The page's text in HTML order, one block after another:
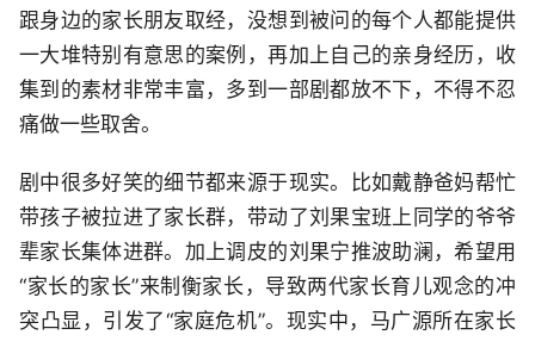
跟身边的家长朋友取经，没想到被问的每个人都能提供
一大堆特别有意思的案例，再加上自己的亲身经历，收
集到的素材非常丰富，多到一部剧都放不下，不得不忍
痛做一些取舍。
剧中很多好笑的细节都来源于现实。比如戴静爸妈帮忙
带孩子被拉进了家长群，带动了刘果宝班上同学的爷爷
辈家长集体进群。加上调皮的刘果宁推波助澜，希望用
“家长的家长”来制衡家长，导致两代家长育儿观念的冲
突凸显，引发了“家庭危机”。现实中，马广源所在家长